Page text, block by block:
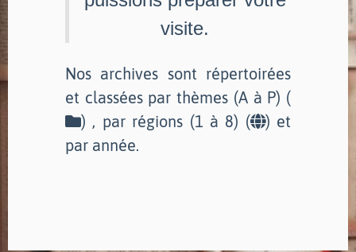
visite.
Nos archives sont répertoirées
et classées par thèmes (A à P) (
) , par régions (1 à 8) (
) et
par année.